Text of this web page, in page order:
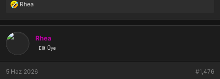
T
p
k
l
e
r
Rhea
Rhea
Elit Üye
5 Haz 2026 #1,476